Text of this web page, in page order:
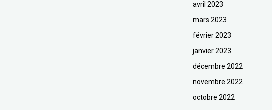
avril 2023
mars 2023
février 2023
janvier 2023
décembre 2022
novembre 2022
octobre 2022